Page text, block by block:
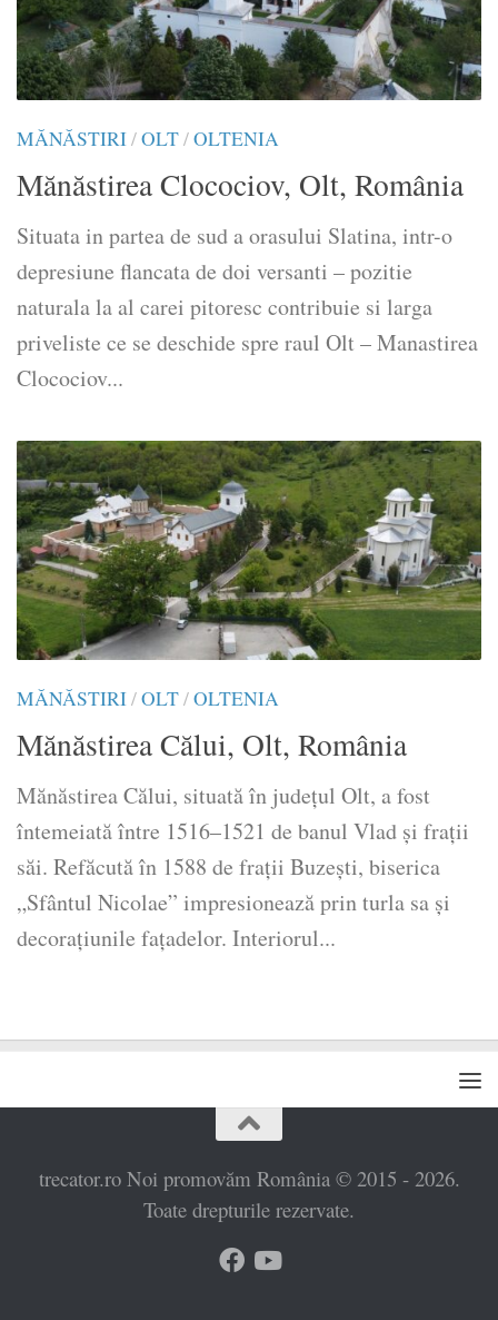
MĂNĂSTIRI/OLT/OLTENIA
Mănăstirea Clocociov, Olt, România
Situata in partea de sud a orasului Slatina, intr-o
depresiune flancata de doi versanti – pozitie
naturala la al carei pitoresc contribuie si larga
priveliste ce se deschide spre raul Olt – Manastirea
Clocociov...
MĂNĂSTIRI/OLT/OLTENIA
Mănăstirea Călui, Olt, România
Mănăstirea Călui, situată în județul Olt, a fost
întemeiată între 1516–1521 de banul Vlad și frații
săi. Refăcută în 1588 de frații Buzești, biserica
„Sfântul Nicolae” impresionează prin turla sa și
decorațiunile fațadelor. Interiorul...
trecator.ro Noi promovăm România © 2015 - 2026.
Toate drepturile rezervate.